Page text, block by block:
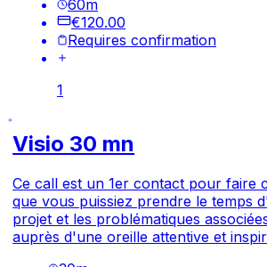
60m
€120.00
Requires confirmation
1
Visio 30 mn
Ce call est un 1er contact pour faire
que vous puissiez prendre le temps
projet et les problématiques
auprès d'une oreille attentive et